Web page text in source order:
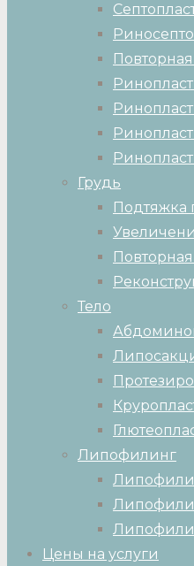
Грудь
Подтяжка
Тело
Липофилинг
Цены на услуги